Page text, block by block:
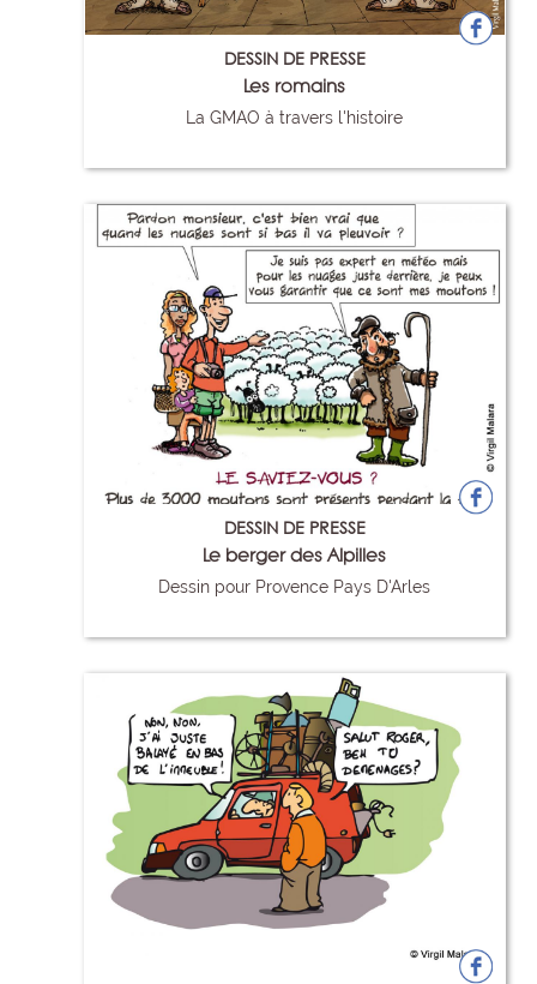
DESSIN DE PRESSE
Les romains
La GMAO à travers l'histoire
DESSIN DE PRESSE
Le berger des Alpilles
Dessin pour Provence Pays D'Arles